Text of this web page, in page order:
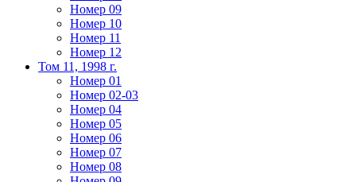
Номер 09
Номер 10
Номер 11
Номер 12
Том 11, 1998 г.
Номер 01
Номер 02-03
Номер 04
Номер 05
Номер 06
Номер 07
Номер 08